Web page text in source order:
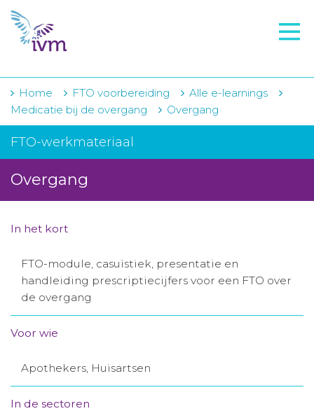
VMI
FTO voorbereiding
IVM-academie
Zorginstellingen
Voorschrijfgedrag
Projecten
Contact
Winkelwagentje
Aanmelden nieuwsbrief
Inloggen
Home FTO voorbereiding
Alle e-learnings
Medicatie bij de overgang
Overgang
FTO-werkmateriaal
Overgang
In het kort
FTO-module, casuïstiek, presentatie en
handleiding prescriptiecijfers voor een FTO over
de overgang
Voor wie
Apothekers, Huisartsen
In de sectoren